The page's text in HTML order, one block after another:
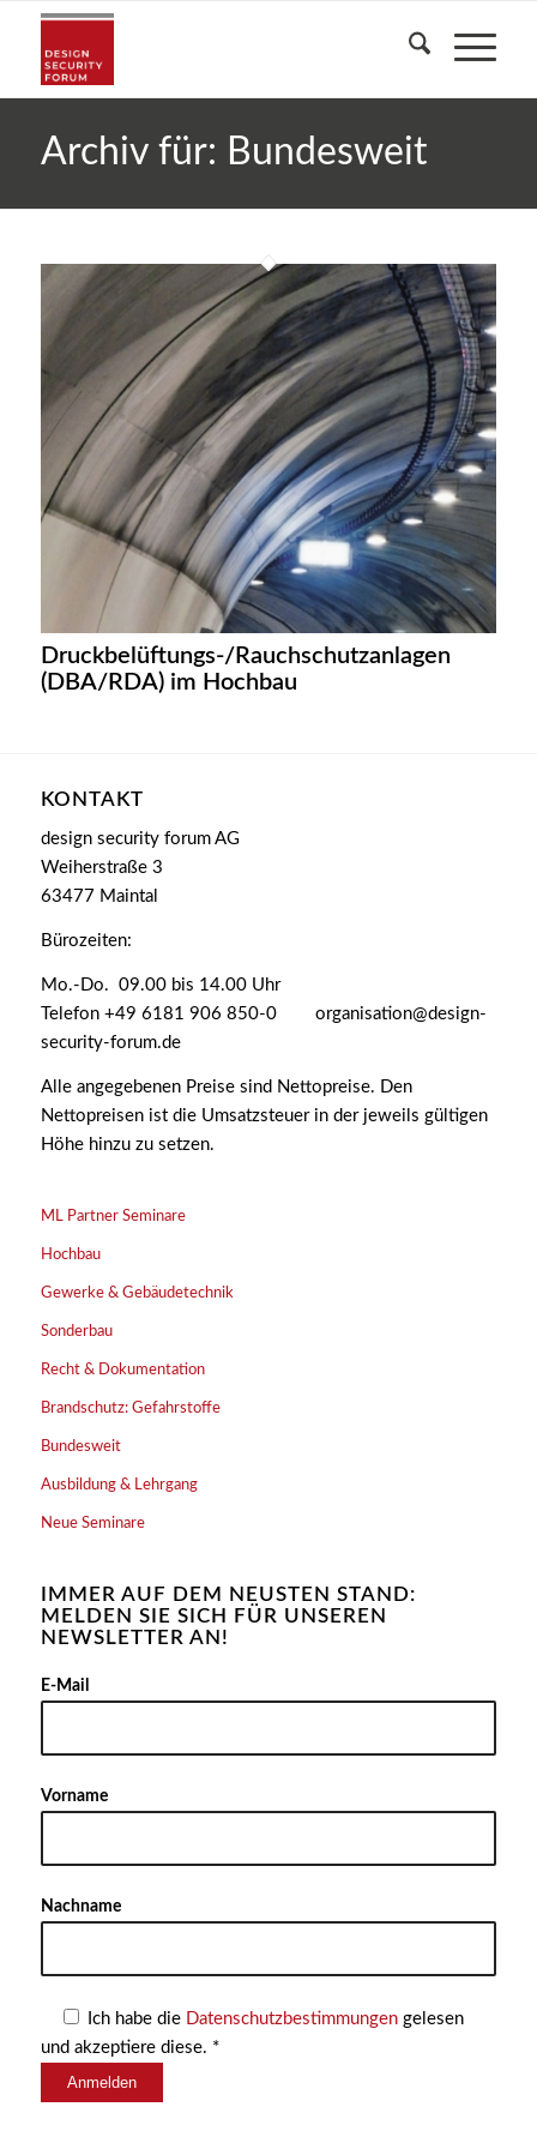
Archiv für: Bundesweit
Druckbelüftungs-/Rauchschutzanlagen
(DBA/RDA) im Hochbau
KONTAKT
design security forum AG
Weiherstraße 3
63477 Maintal
Bürozeiten:
Mo.-Do. 09.00 bis 14.00 Uhr
Telefon +49 6181 906 850-0 organisation@design-
security-forum.de
Alle angegebenen Preise sind Nettopreise. Den
Nettopreisen ist die Umsatzsteuer in der jeweils gültigen
Höhe hinzu zu setzen.
ML Partner Seminare
Hochbau
Gewerke & Gebäudetechnik
Sonderbau
Recht & Dokumentation
Brandschutz: Gefahrstoffe
Bundesweit
Ausbildung & Lehrgang
Neue Seminare
IMMER AUF DEM NEUSTEN STAND:
MELDEN SIE SICH FÜR UNSEREN
NEWSLETTER AN!
E-Mail
Vorname
Nachname
Ich habe die Datenschutzbestimmungengelesen
und akzeptiere diese. *